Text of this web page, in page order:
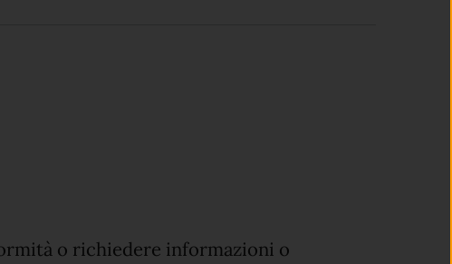
o richiedere informazioni o